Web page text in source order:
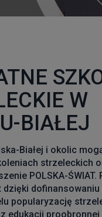
W
BIAŁEJ
Białej i okolic
strzeleckich
POLSKA-ŚWIAT.
dofinansowaniu
popularyzację
edukacji proobronnej